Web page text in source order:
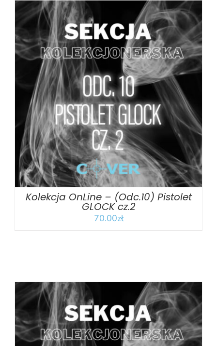
DODAJ DO KOSZYKA SZCZEGÓŁY
Kolekcja OnLine – (Odc.10) Pistolet
GLOCK cz.2
70.00zł